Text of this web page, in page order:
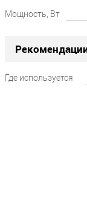
Мощность, Вт
Где используется